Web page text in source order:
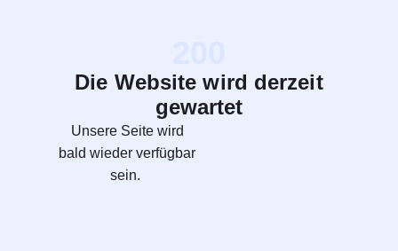
Die Website wird derzeit
gewartet
Unsere Seite wird
bald wieder verfügbar
sein.